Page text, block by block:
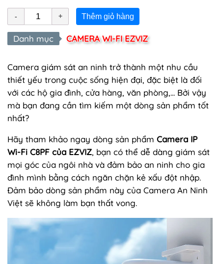
Thêm giỏ hàng
Danh mục CAMERA WI-FI EZVIZ
Camera giám sát an ninh trở thành một nhu cầu
thiết yếu trong cuộc sống hiện đại, đặc biệt là đối
với các hộ gia đình, cửa hàng, văn phòng,... Bởi vậy
mà bạn đang cần tìm kiếm một dòng sản phẩm tốt
nhất?
Hãy tham khảo ngay dòng sản phẩm Camera IP
Wi-Fi C8PF của EZVIZ, bạn có thể dễ dàng giám sát
mọi góc của ngôi nhà và đảm bảo an ninh cho gia
đình mình bằng cách ngăn chặn kẻ xấu đột nhập.
Đảm bảo dòng sản phẩm này của Camera An Ninh
Việt sẽ không làm bạn thất vong.